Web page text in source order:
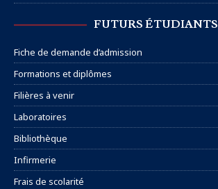
FUTURS ÉTUDIANTS
Fiche de demande d’admission
Formations et diplômes
Filières à venir
Laboratoires
Bibliothèque
Infirmerie
Frais de scolarité